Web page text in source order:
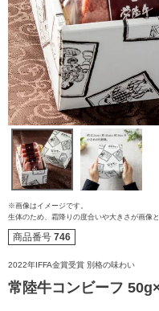
ご注文ガイド
配送・送料 食べ方か
すき焼き
※画像はイメージです。
生体のため、霜降りの度合いや大きさが画像
商品番号 746
2022年IFFA金賞受賞 別格の味わい
常陸牛コンビーフ